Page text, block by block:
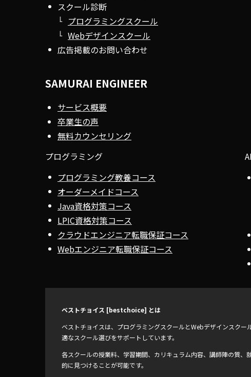
スクール診断
プログラミングスクール
Webデザインスクール
広告掲載のお問い合わせ
SAMURAI ENGINEER
サービス概要
卒業生の声
無料カウンセリング
プログラミング
プログラミング教養コース
オーダーメイドコース
Java資格対策コース
LPIC資格対策コース
クラウドエンジニア転職保証コース
Webエンジニア転職保証コース
ベストチョイス [bestchoice] とは
ベストチョイスは、プログラミングスクールとWebデザインスク
適なスクール選びをサポートしています。
各スクールの授業料、学習期間、カリキュラム内容、講師陣の質
的に見つけることが可能です。